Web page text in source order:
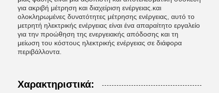
για ακριβή μέτρηση και διαχείριση ενέργειας.και
ολοκληρωμένες δυνατότητες μέτρησης ενέργειας, αυτό το
μετρητή ηλεκτρικής ενέργειας είναι ένα απαραίτητο εργαλείο
για την προώθηση της ενεργειακής απόδοσης και τη
μείωση του κόστους ηλεκτρικής ενέργειας σε διάφορα
περιβάλλοντα.
Χαρακτηριστικά: